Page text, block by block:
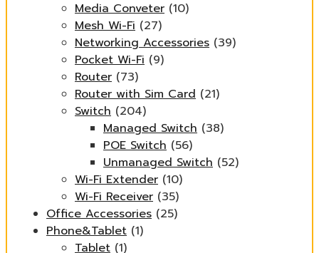
Media Conveter (10)
Mesh Wi-Fi (27)
Networking Accessories (39)
Pocket Wi-Fi (9)
Router (73)
Router with Sim Card (21)
Switch (204)
Managed Switch (38)
POE Switch (56)
Unmanaged Switch (52)
Wi-Fi Extender (10)
Wi-Fi Receiver (35)
Office Accessories (25)
Phone&Tablet (1)
Tablet (1)